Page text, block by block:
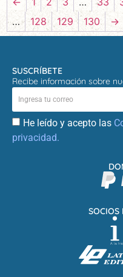
…
128 129 130 →
SUSCRÍBETE
Recibe información sobre
He leído y acepto las
privacidad.
SOCIOS